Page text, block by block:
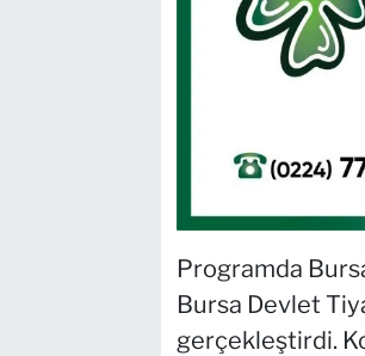
Programda
Bursa Devlet
gerçekleştirdi.